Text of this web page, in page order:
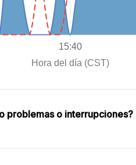
problemas o interrupciones?